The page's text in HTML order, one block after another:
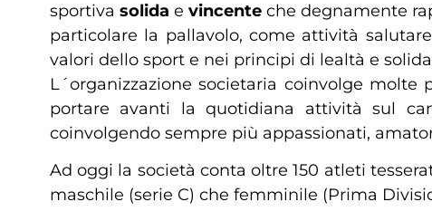
sportivasolida evincente che degnamente
particolare la pallavolo, come attività
valori dello sport e nei principi di lealtà e
L´organizzazione societaria coinvolge
portare avanti la quotidiana attività sul
coinvolgendo sempre più appassionati,
Ad oggi la società conta oltre 150 atleti
maschile (serie C) che femminile (Prima